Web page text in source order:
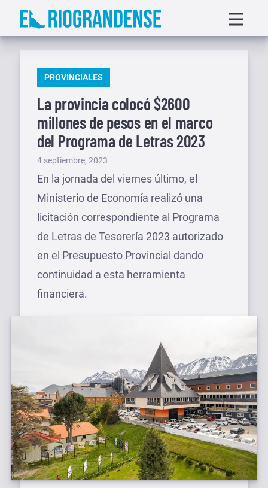
Saltar
menu
PUBLICADO
PROVINCIALES
La provincia colocó $2600
millones de pesos en el marco
del Programa de Letras 2023
Publicado
el
4 septiembre, 2023
En la jornada del viernes último, el
Ministerio de Economía realizó una
licitación correspondiente al Programa
de Letras de Tesorería 2023 autorizado
en el Presupuesto Provincial dando
continuidad a esta herramienta
financiera.